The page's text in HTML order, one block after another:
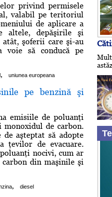
privind permisele
valabil pe teritoriul
de aplicare a
altele, depăşirile şi
şoferii care şi-au
să conducă pe
, uniunea europeana
pe benzină şi
emisiile de poluanţi
de carbon.
aşteptat să adopte
ţevilor de evacuare.
nocivi, cum ar
din maşinile şi
, diesel